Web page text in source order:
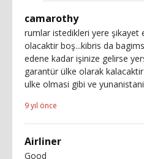
camarothy
rumlar istedikleri yere şikayet
olacaktir boş...kibris da
edene kadar işinize gelirse
garantür ülke olarak
ulke olmasi gibi ve
9 yıl önce
Airliner
Good